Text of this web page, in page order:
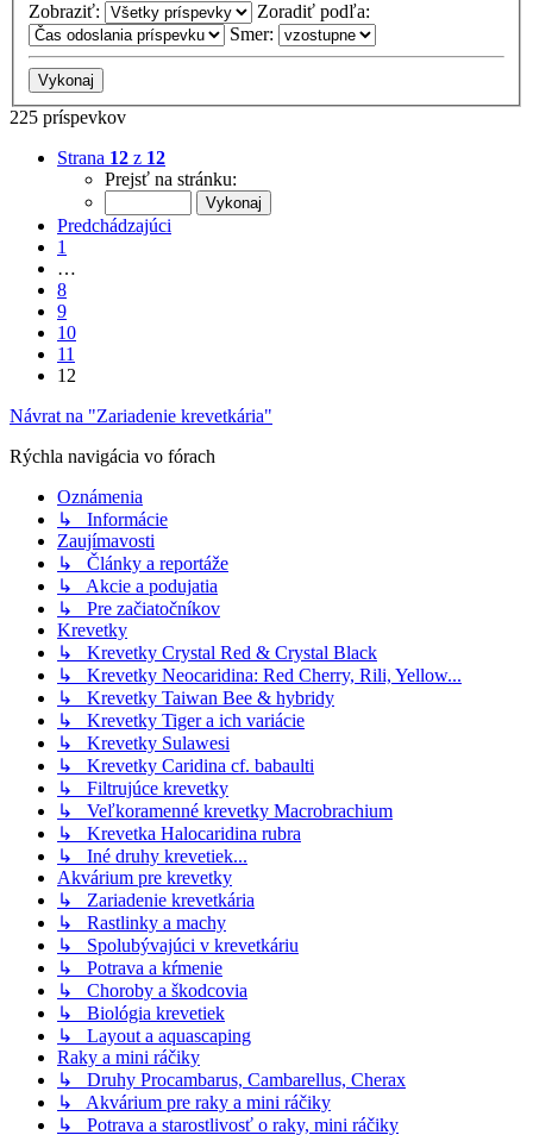
Zobraziť:
Zoradiť podľa:
Smer:
225 príspevkov
Strana 12 z 12
Prejsť na stránku:
Predchádzajúci
1
…
8
9
10
11
12
Návrat na "Zariadenie krevetkária"
Rýchla navigácia vo fórach
Oznámenia
↳ Informácie
Zaujímavosti
↳ Články a reportáže
↳ Akcie a podujatia
↳ Pre začiatočníkov
Krevetky
↳ Krevetky Crystal Red & Crystal Black
↳ Krevetky Neocaridina: Red Cherry, Rili, Yellow...
↳ Krevetky Taiwan Bee & hybridy
↳ Krevetky Tiger a ich variácie
↳ Krevetky Sulawesi
↳ Krevetky Caridina cf. babaulti
↳ Filtrujúce krevetky
↳ Veľkoramenné krevetky Macrobrachium
↳ Krevetka Halocaridina rubra
↳ Iné druhy krevetiek...
Akvárium pre krevetky
↳ Zariadenie krevetkária
↳ Rastlinky a machy
↳ Spolubývajúci v krevetkáriu
↳ Potrava a kŕmenie
↳ Choroby a škodcovia
↳ Biológia krevetiek
↳ Layout a aquascaping
Raky a mini ráčiky
↳ Druhy Procambarus, Cambarellus, Cherax
↳ Akvárium pre raky a mini ráčiky
↳ Potrava a starostlivosť o raky, mini ráčiky